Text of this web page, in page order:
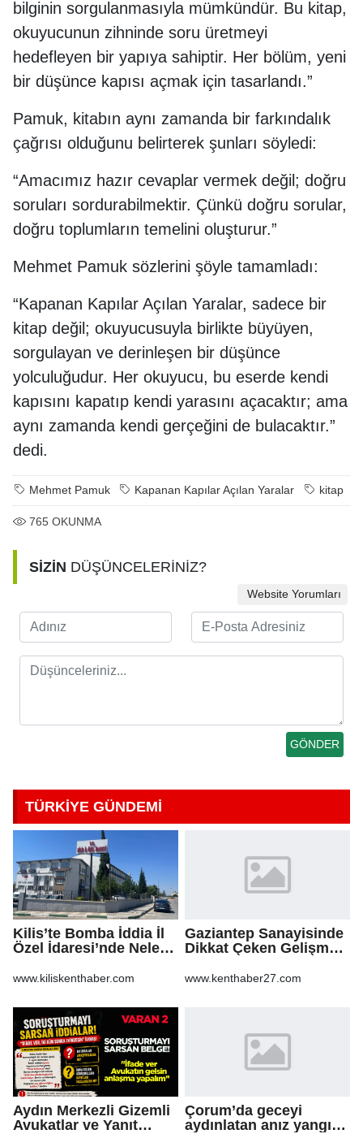
bilginin sorgulanmasıyla mümkündür. Bu kitap,
okuyucunun zihninde soru üretmeyi
hedefleyen bir yapıya sahiptir. Her bölüm, yeni
bir düşünce kapısı açmak için tasarlandı.”
Pamuk, kitabın aynı zamanda bir farkındalık
çağrısı olduğunu belirterek şunları söyledi:
“Amacımız hazır cevaplar vermek değil; doğru
soruları sordurabilmektir. Çünkü doğru sorular,
doğru toplumların temelini oluşturur.”
Mehmet Pamuk sözlerini şöyle tamamladı:
“Kapanan Kapılar Açılan Yaralar, sadece bir
kitap değil; okuyucusuyla birlikte büyüyen,
sorgulayan ve derinleşen bir düşünce
yolculuğudur. Her okuyucu, bu eserde kendi
kapısını kapatıp kendi yarasını açacaktır; ama
aynı zamanda kendi gerçeğini de bulacaktır.”
dedi.
Mehmet Pamuk Kapanan Kapılar Açılan Yaralar kitap
765 OKUNMA
SİZİN DÜŞÜNCELERİNİZ?
Website Yorumları
TÜRKİYE GÜNDEMİ
Kilis’te Bomba İddia İl
Özel İdaresi’nde Neler
www.kiliskenthaber.com
Gaziantep Sanayisinde
Dikkat Çeken Gelişme,
Yeniden Yapılandırma
www.kenthaber27.com
Aydın Merkezli Gizemli
Avukatlar ve Yanıt
Çorum’da geceyi
aydınlatan anız yangını